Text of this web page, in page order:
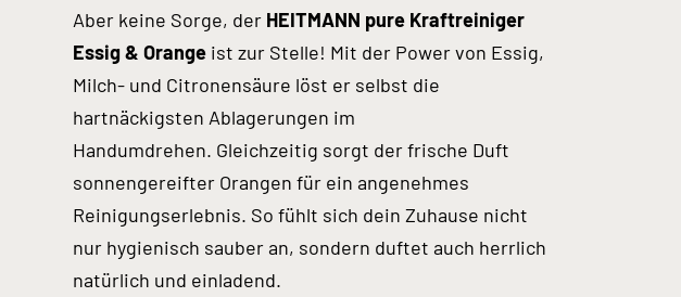
Aber keine Sorge, der HEITMANN pure Kraftreiniger
Essig & Orange ist zur Stelle! Mit der Power von Essig,
Milch- und Citronensäure löst er selbst die
hartnäckigsten Ablagerungen im
Handumdrehen. Gleichzeitig sorgt der frische Duft
sonnengereifter Orangen für ein angenehmes
Reinigungserlebnis. So fühlt sich dein Zuhause nicht
nur hygienisch sauber an, sondern duftet auch herrlich
natürlich und einladend.